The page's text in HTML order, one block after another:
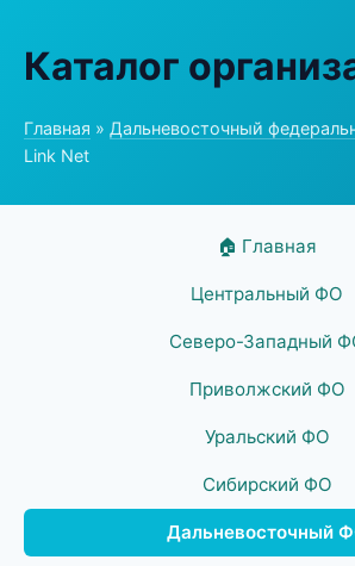
Каталог
Главная » Дальневосточный
Link Net
🏠 Главная
Центральный ФО
Северо-Западный
Приволжский ФО
Уральский ФО
Сибирский ФО
Дальневосточный